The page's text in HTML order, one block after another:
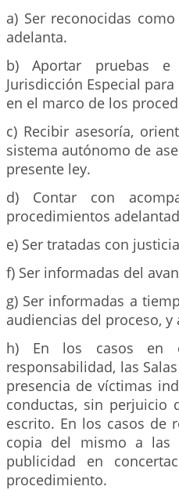
a) Ser reconocidas
adelanta.
b) Aportar pruebas e
Jurisdicción Especial
en el marco de los
c) Recibir asesoría,
sistema autónomo de
presente ley.
d) Contar con
procedimientos
e) Ser tratadas con
f) Ser informadas del
g) Ser informadas a
audiencias del proceso,
h) En los casos en
responsabilidad, las
presencia de víctimas
conductas, sin perjuicio
escrito. En los casos de
copia del mismo a las
publicidad en
procedimiento.